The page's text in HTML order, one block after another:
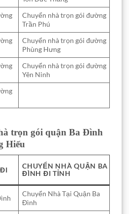
Chuyển nhà trọn gói đường
Trần Phú
Chuyển nhà trọn gói đường
Phùng Hưng
Chuyển nhà trọn gói đường
Yên Ninh
trọn gói quận Ba Đình
Hiếu
CHUYỂN NHÀ QUẬN BA
ĐÌNH ĐI TỈNH
Chuyển Nhà Tại Quận Ba
Đình